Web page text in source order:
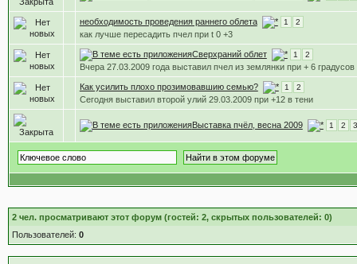
необходимость проведения раннего облета 1 2
как лучше пересадить пчел при t 0 +3
Сверхраний облет 1 2
Вчера 27.03.2009 года выставил пчел из землянки при + 6 градусов
Как усилить плохо прозимовавшию семью? 1 2
Сегодня выставил второй улий 29.03.2009 при +12 в тени
Выставка пчёл, весна 2009 1 2 3
2чел. просматривают этот форум (гостей: 2, скрытых пользователей: 0)
Пользователей: 0